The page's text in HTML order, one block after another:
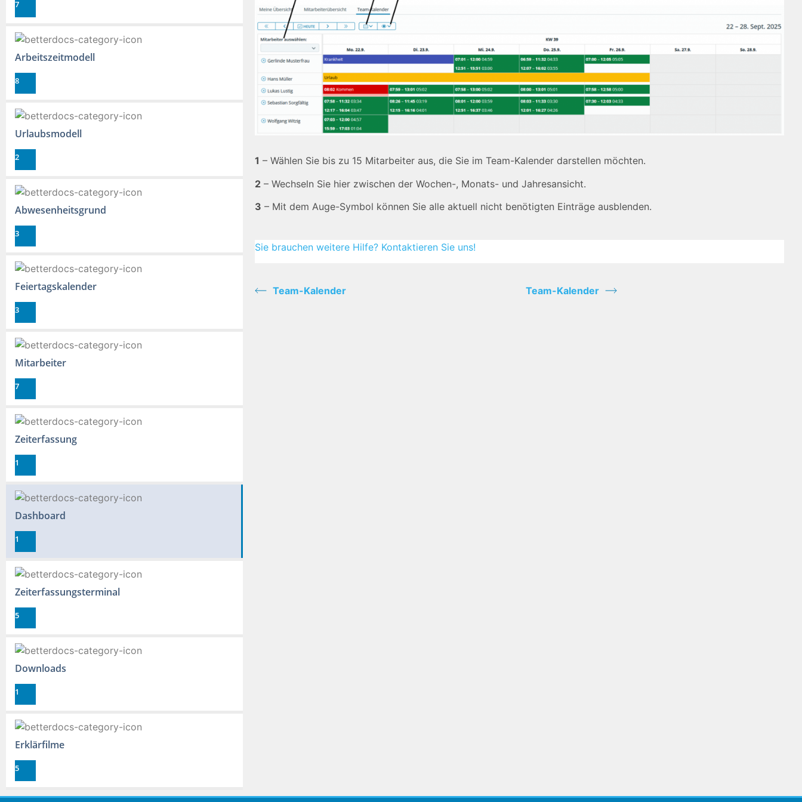
7
Arbeitszeitmodell
8
Urlaubsmodell
2
Abwesenheitsgrund
3
Feiertagskalender
3
Mitarbeiter
7
Zeiterfassung
1
Dashboard
1
Zeiterfassungsterminal
5
Downloads
1
Erklärfilme
5
1 – Wählen Sie bis zu 15 Mitarbeiter aus, die Sie im Team-Kalender darstellen möchten.
2 – Wechseln Sie hier zwischen der Wochen-, Monats- und Jahresansicht.
3 – Mit dem Auge-Symbol können Sie alle aktuell nicht benötigten Einträge ausblenden.
Sie brauchen weitere Hilfe? Kontaktieren Sie uns!
Team-Kalender Team-Kalender